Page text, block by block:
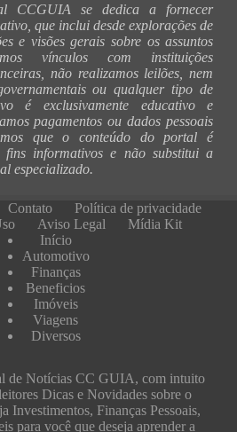
CCGUIA se dedica a fornecer
que inclui desde explorações de
e visões gerais sobre os assuntos
vínculos com instituições
não realizamos leilões, nem
ou qualquer tipo de
é exclusivamente educativo e
pagamentos ou dados pessoais
que o conteúdo do portal é
fins informativos e não substitui a
especializado.
Contato
Política de privacidade
Aviso Legal
Mídia Kit
Início
Automotivo
Finanças
Beneficios
Imóveis
Viagens
Diversos
de Notícias CC GUIA, com intuito
Dicas e Novidades sobre o
Investimentos, Finanças Pessoais,
para você que deseja aprender a